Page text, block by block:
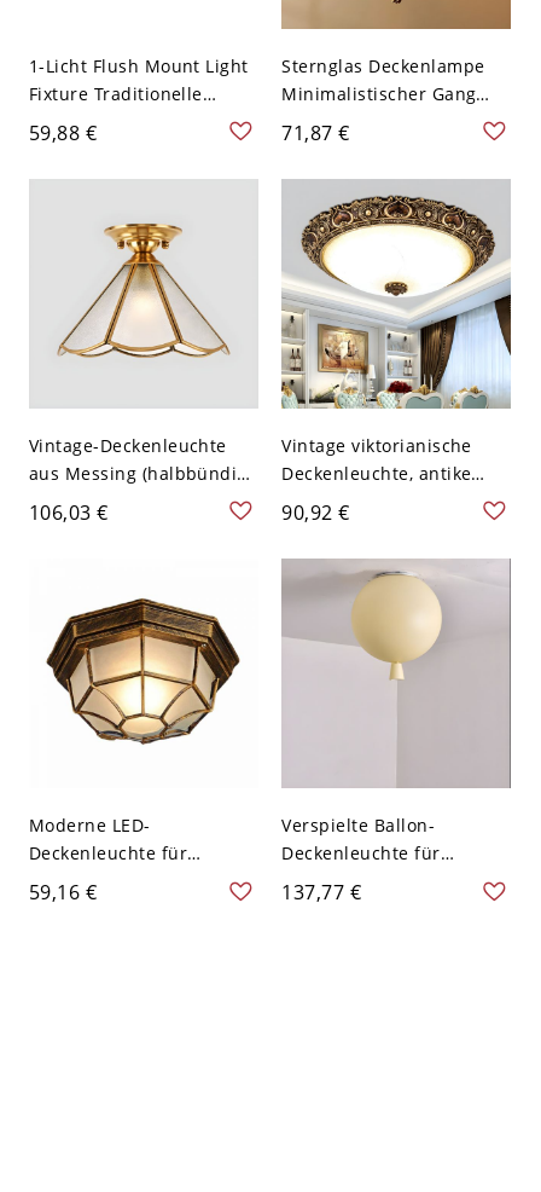
1-Licht Flush Mount Light
Fixture Traditionelle
achteckige Deckenleuchte
mit Glasschirm - 110V-
120V Schwarz 22,86 cm
59,88 €
Sternglas Deckenlampe
Minimalistischer Gang
Deckenleuchte in Gold -
Golden 110V-120V
Mattglas 20,32 cm
71,87 €
Vintage-Deckenleuchte
aus Messing (halbbündig),
goldene Glasleuchte mit
geätzten Details für Flur
106,03 €
Vintage viktorianische
Deckenleuchte, antike
bronzene LED-Leuchte mit
mattiertem Glasschirm -
110V-120V 34,29 cm
Weißlicht
90,92 €
Moderne LED-
Deckenleuchte für
Außen/Innen,
Schwarz/Antik-Bronze,
59,16 €
Verspielte Ballon-
Deckenleuchte für
Kinderzimmer und
Kinderkrippe aus Glas -
137,77 €